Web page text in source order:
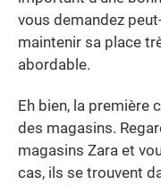
vous demandez
maintenir sa place
abordable.
Eh bien, la première
des magasins.
magasins Zara et
cas, ils se trouvent